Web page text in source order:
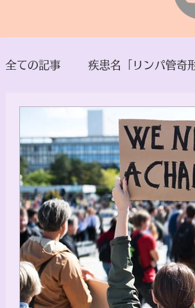
全ての記事 疾患名「リンパ管奇
日常のお困りごと解決に向けた